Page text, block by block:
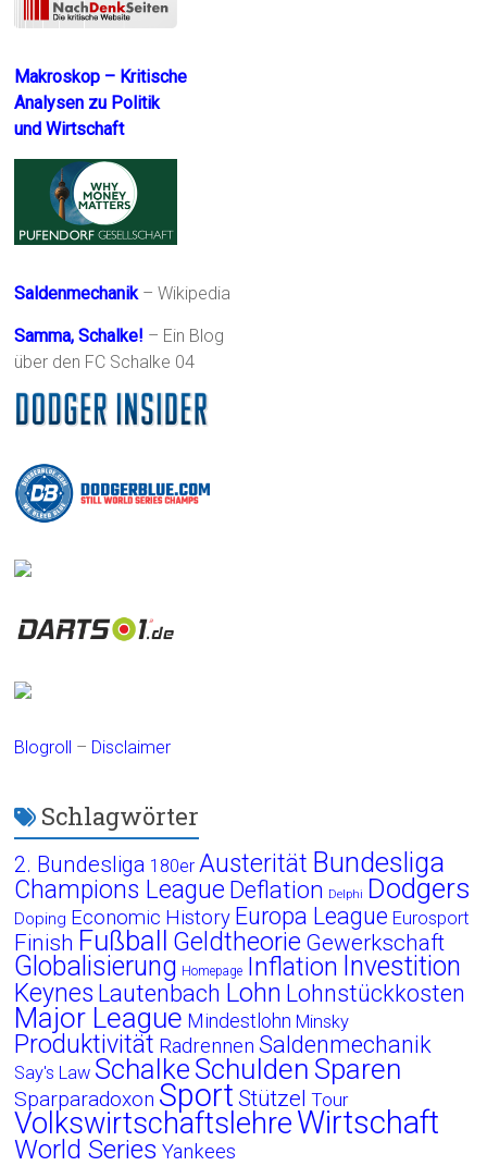
Makroskop – Kritische
Analysen zu Politik
und Wirtschaft
Saldenmechanik– Wikipedia
Samma, Schalke! – Ein Blog
über den FC Schalke 04
Blogroll – Disclaimer
Schlagwörter
2. Bundesliga 180er Austerität Bundesliga
Champions League Deflation Delphi Dodgers
Doping Economic History Europa League Eurosport
Finish Fußball Geldtheorie Gewerkschaft
Globalisierung Homepage Inflation Investition
Keynes Lautenbach Lohn Lohnstückkosten
Major League Mindestlohn Minsky
Produktivität Radrennen Saldenmechanik
Say's Law Schalke Schulden Sparen
Sparparadoxon Sport Stützel Tour
VolkswirtschaftslehreWirtschaft
World Series Yankees